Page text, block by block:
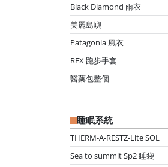
Black Diamond 雨衣
美麗島嶼
Patagonia 風衣
REX 跑步手套
醫藥包整個
睡眠系統
THERM-A-RESTZ-Lite SOL
Sea to summit Sp2 睡袋